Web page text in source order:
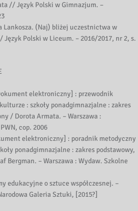
// Język Polski w Gimnazjum. –
Lankosza. (Naj) bliżej uczestnictwa w
Polski w Liceum. – 2016/2017, nr 2, s.
elektroniczny] : przewodnik
: szkoły ponadgimnazjalne : zakres
/ Dorota Armata. – Warszawa :
cop. 2006
elektroniczny] : poradnik metodyczny
ponadgimnazjalne : zakres podstawowy,
Bergman. – Warszawa : Wydaw. Szkolne
edukacyjne o sztuce współczesnej. –
Galeria Sztuki, [2015?]